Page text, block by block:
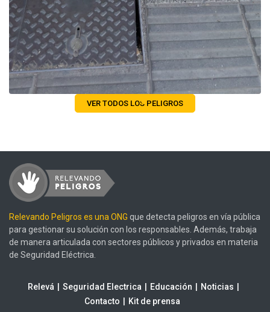
VER TODOS LOS PELIGROS
Relevando Peligros es una ONG que detecta peligros en vía pública
para gestionar su solución con los responsables. Además, trabaja
de manera articulada con sectores públicos y privados en materia
de Seguridad Eléctrica.
Relevá Seguridad Electrica Educación
Noticias
Contacto
Kit de prensa